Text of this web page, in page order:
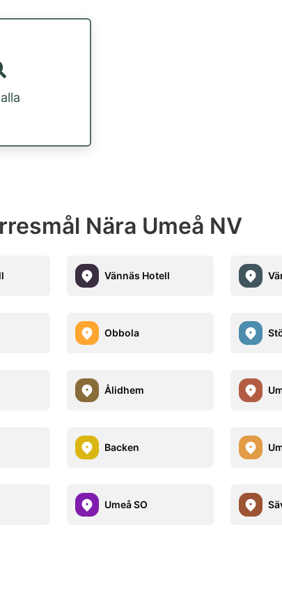
Nära Umeå NV
Vännäs Hotell
Obbola
Ålidhem
Backen
Umeå SO